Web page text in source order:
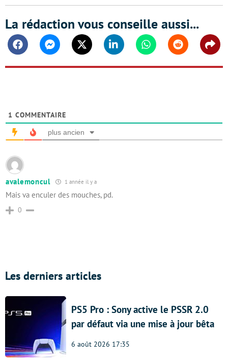
La rédaction vous conseille aussi...
FacebookMessengerTwitter Linkedin WhatsappReddit
1 COMMENTAIRE
plus ancien
avalemoncul 1 année il y a
Mais va enculer des mouches, pd.
0
Les derniers articles
PS5 Pro : Sony active le PSSR 2.0
par défaut via une mise à jour bêta
6 août 2026 17:35